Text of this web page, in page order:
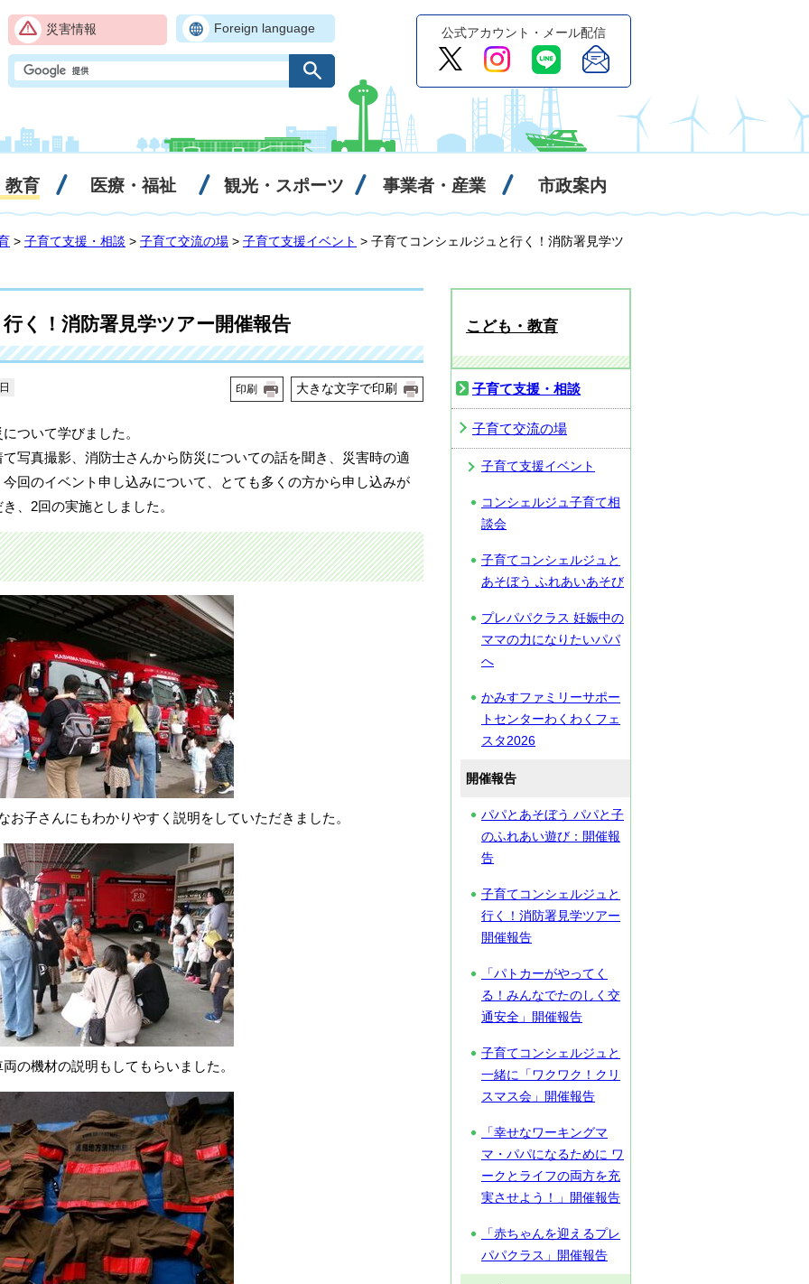
災害情報 Foreign language 公式アカウント・メール配信
教育 医療・福祉 観光・スポーツ 事業者・産業 市政案内
> 子育て支援・相談 > 子育て交流の場 > 子育て支援イベント > 子育てコンシェルジュと行く！消防署見学ツ
く！消防署見学ツアー開催報告
印刷 大きな文字で印刷
ついて学びました。
写真撮影、消防士さんから防災についての話を聞き、災害時の適
回のイベント申し込みについて、とても多くの方から申し込みが
、2回の実施としました。
お子さんにもわかりやすく説明をしていただきました。
の機材の説明もしてもらいました。
こども・教育
子育て支援・相談
子育て交流の場
子育て支援イベント
コンシェルジュ子育て相
談会
子育てコンシェルジュと
あそぼう ふれあいあそび
プレパパクラス 妊娠中の
ママの力になりたいパパ
へ
かみすファミリーサポー
トセンターわくわくフェ
スタ2026
開催報告
パパとあそぼう パパと子
のふれあい遊び：開催報
告
子育てコンシェルジュと
行く！消防署見学ツアー
開催報告
「パトカーがやってく
る！みんなでたのしく交
通安全」開催報告
子育てコンシェルジュと
一緒に「ワクワク！クリ
スマス会」開催報告
「幸せなワーキングマ
マ・パパになるために ワ
ークとライフの両方を充
実させよう！」開催報告
「赤ちゃんを迎えるプレ
パパクラス」開催報告